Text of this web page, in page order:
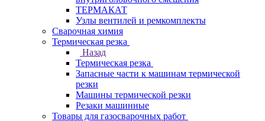
ТЕРМАКАТ
Узлы вентилей и ремкомплекты
Сварочная химия
Термическая резка
Назад
Термическая резка
Запасные части к машинам термической
резки
Машины термической резки
Резаки машинные
Товары для газосварочных работ